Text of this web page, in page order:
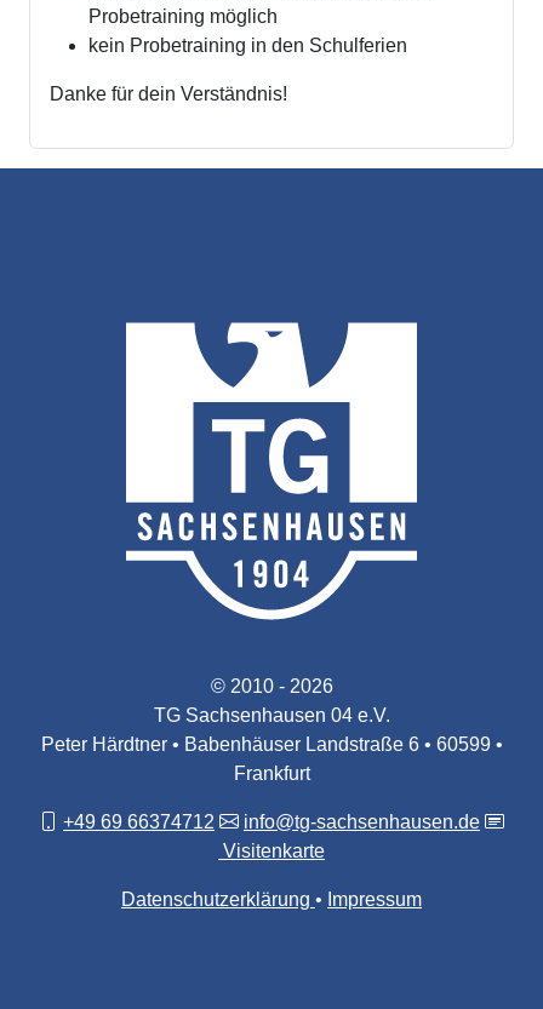
Probetraining möglich
kein Probetraining in den Schulferien
Danke für dein Verständnis!
© 2010 - 2026
TG Sachsenhausen 04 e.V.
Peter Härdtner • Babenhäuser Landstraße 6 • 60599 •
Frankfurt
+49 69 66374712
info@tg-sachsenhausen.de
Visitenkarte
Datenschutzerklärung Impressum